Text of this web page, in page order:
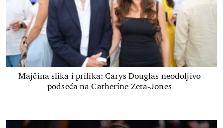
Majčina slika i prilika: Carys Douglas neodoljivo
podseća na Catherine Zeta-Jones